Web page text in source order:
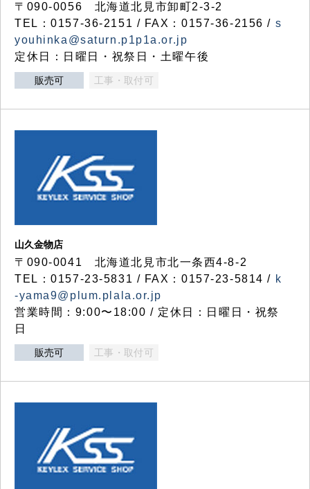
〒090-0056 北海道北見市卸町2-3-2
TEL：0157-36-2151 / FAX：0157-36-2156 / s
youhinka@saturn.p1p1a.or.jp
定休日：日曜日・祝祭日・土曜午後
販売可 工事・取付可
山久金物店
〒090-0041 北海道北見市北一条西4-8-2
TEL：0157-23-5831 / FAX：0157-23-5814 / k
-yama9@plum.plala.or.jp
営業時間：9:00〜18:00 / 定休日：日曜日・祝祭
日
販売可 工事・取付可